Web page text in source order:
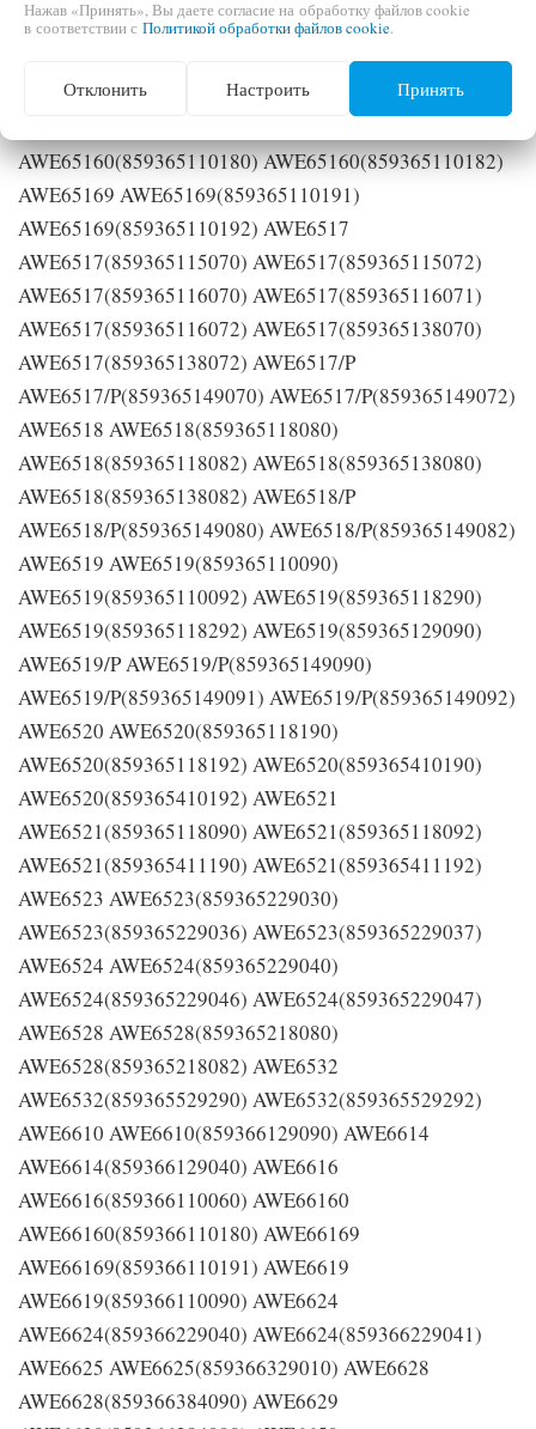
Нажав «Принять», Вы даете согласие на обработку файлов cookie
в соответствии с Политикой обработки файлов cookie.
Отклонить Настроить Принять